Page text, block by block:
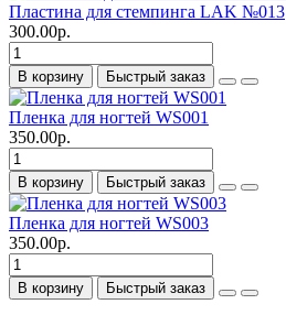
Пластина для стемпинга LAK №013
300.00р.
В корзину Быстрый заказ
Пленка для ногтей WS001
350.00р.
В корзину Быстрый заказ
Пленка для ногтей WS003
350.00р.
В корзину Быстрый заказ